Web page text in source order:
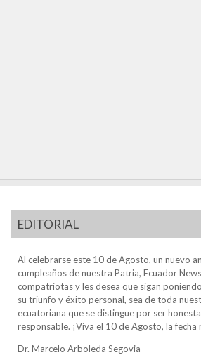
EDITORIAL
Al celebrarse este 10 de Agosto, un nuevo
cumpleaños de nuestra Patria, Ecuador
compatriotas y les desea que sigan
su triunfo y éxito personal, sea de toda
ecuatoriana que se distingue por ser
responsable. ¡Viva el 10 de Agosto, la fecha
Dr. Marcelo Arboleda Segovia